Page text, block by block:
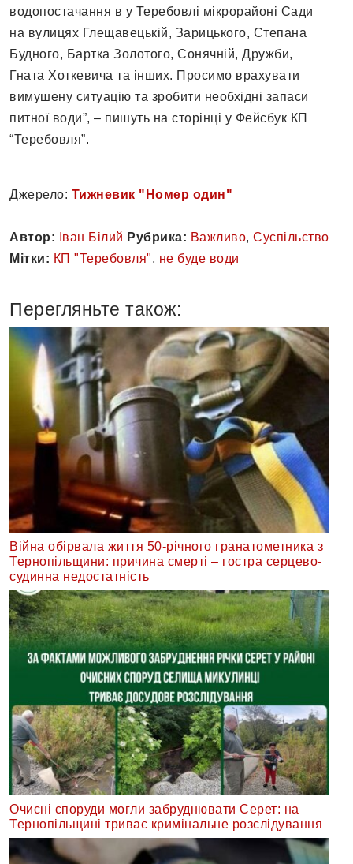
водопостачання в у Теребовлі мікрорайоні Сади
на вулицях Глещавецькій, Зарицького, Степана
Будного, Бартка Золотого, Сонячній, Дружби,
Гната Хоткевича та інших. Просимо врахувати
вимушену ситуацію та зробити необхідні запаси
питної води”, – пишуть на сторінці у Фейсбук КП
“Теребовля”.
Джерело: Тижневик "Номер один"
Автор: Іван Білий Рубрика: Важливо, Суспільство
Мітки: КП "Теребовля", не буде води
Перегляньте також:
Війна обірвала життя 50-річного гранатометника з
Тернопільщини: причина смерті – гостра серцево-
судинна недостатність
Очисні споруди могли забруднювати Серет: на
Тернопільщині триває кримінальне розслідування